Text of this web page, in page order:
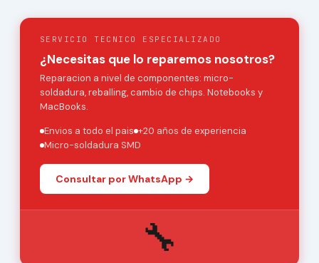
SERVICIO TECNICO ESPECIALIZADO
¿Necesitas que lo reparemos nosotros?
Reparacion a nivel de componentes: micro-
soldadura, reballing, cambio de chips. Notebooks y
MacBooks.
Envios a todo el pais +20 años de experiencia
Micro-soldadura SMD
Consultar por WhatsApp →
🔧